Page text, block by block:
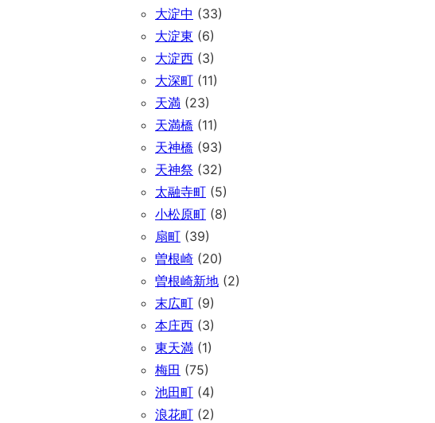
大淀中 (33)
大淀東 (6)
大淀西 (3)
大深町 (11)
天満 (23)
天満橋 (11)
天神橋 (93)
天神祭 (32)
太融寺町 (5)
小松原町 (8)
扇町 (39)
曽根崎 (20)
曽根崎新地 (2)
末広町 (9)
本庄西 (3)
東天満 (1)
梅田 (75)
池田町 (4)
浪花町 (2)